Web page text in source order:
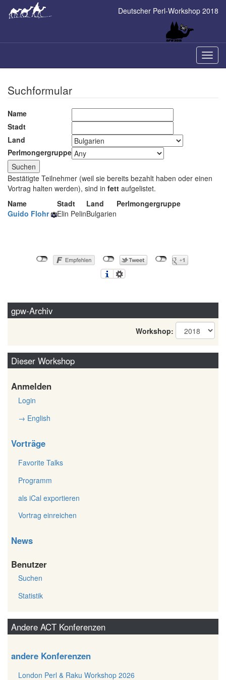
Deutscher Perl-Workshop 2018
ein-/
Suchformular
Name
Stadt
Land
Perlmongergruppe
Bestätigte Teilnehmer (weil sie bereits bezahlt haben oder einen
Vortrag halten werden), sind in fett aufgelistet.
Name
Stadt Land
Perlmongergruppe
Guido Flohr
Elin PelinBulgarien
gpw-Archiv
Workshop:
Dieser Workshop
Anmelden
Login
→ English
Vorträge
Favorite Talks
Programm
als iCal exportieren
Vortrag einreichen
News
Benutzer
Suchen
Statistik
Andere ACT Konferenzen
andere Konferenzen
London Perl & Raku Workshop 2026